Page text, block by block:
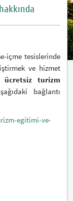
içme tesislerinde
ve hizmet
ücretsiz turizm
bağlantı
egitimi-ve-